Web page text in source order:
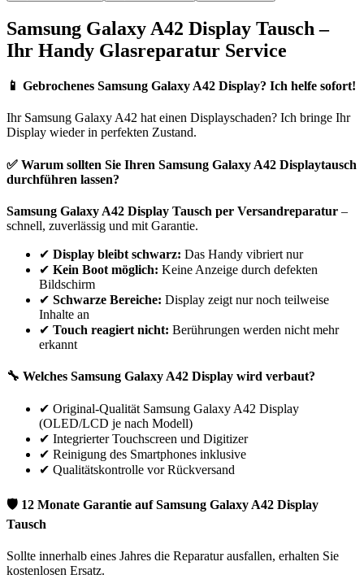
Samsung Galaxy A42 Display Tausch –
Ihr Handy Glasreparatur Service
📱 Gebrochenes Samsung Galaxy A42 Display? Ich helfe sofort!
Ihr Samsung Galaxy A42 hat einen Displayschaden? Ich bringe Ihr
Display wieder in perfekten Zustand.
✅ Warum sollten Sie Ihren Samsung Galaxy A42 Displaytausch
durchführen lassen?
Samsung Galaxy A42 Display Tausch per Versandreparatur –
schnell, zuverlässig und mit Garantie.
✔ Display bleibt schwarz: Das Handy vibriert nur
✔ Kein Boot möglich: Keine Anzeige durch defekten
Bildschirm
✔ Schwarze Bereiche: Display zeigt nur noch teilweise
Inhalte an
✔ Touch reagiert nicht: Berührungen werden nicht mehr
erkannt
🔧 Welches Samsung Galaxy A42 Display wird verbaut?
✔ Original-Qualität Samsung Galaxy A42 Display
(OLED/LCD je nach Modell)
✔ Integrierter Touchscreen und Digitizer
✔ Reinigung des Smartphones inklusive
✔ Qualitätskontrolle vor Rückversand
🛡 12 Monate Garantie aufSamsung Galaxy A42 Display
Tausch
Sollte innerhalb eines Jahres die Reparatur ausfallen, erhalten Sie
kostenlosen Ersatz.